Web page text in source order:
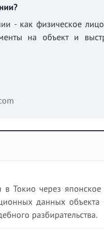
- как физическое
на объект и
в Токио через
данных объекта
разбирательства.